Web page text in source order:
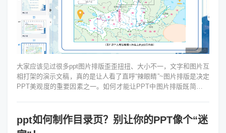
大家应该见过很多ppt图片排版歪歪扭扭、大小不一，文字和图片互
相打架的演示文稿，真的是让人看了直呼“辣眼睛”~图片排版是决定
PPT美观度的重要因素之一。如何才能让PPT中图片排版既简洁又
ppt如何制作目录页？别让你的PPT像个“迷